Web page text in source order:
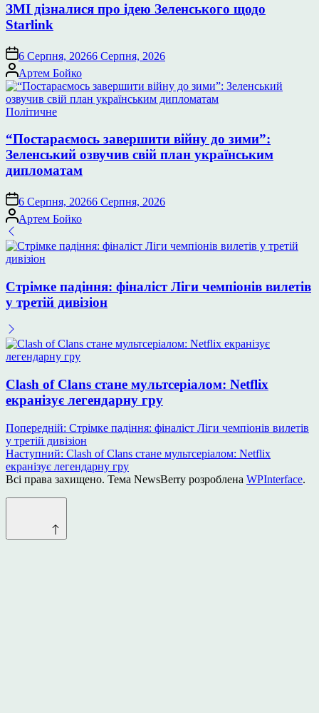
ЗМІ дізналися про ідею Зеленського щодо
Starlink
6 Серпня, 20266 Серпня, 2026
Опубліковано
Артем Бойко
Опублікувати
Політичне
“Постараємось завершити війну до зими”:
Зеленський озвучив свій план українським
дипломатам
6 Серпня, 20266 Серпня, 2026
Опубліковано
Артем Бойко
Стрімке падіння: фіналіст Ліги чемпіонів вилетів
у третій дивізіон
Clash of Clans стане мультсеріалом: Netflix
екранізує легендарну гру
Навігація
записів
Попередній: Стрімке падіння: фіналіст Ліги чемпіонів вилетів
у третій дивізіон
Наступний: Clash of Clans стане мультсеріалом: Netflix
екранізує легендарну гру
Всі права захищено. Тема NewsBerry розроблена WPInterface.